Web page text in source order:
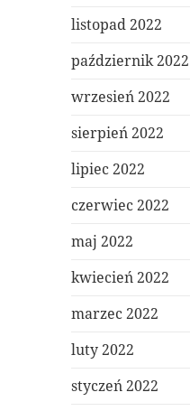
listopad 2022
październik 2022
wrzesień 2022
sierpień 2022
lipiec 2022
czerwiec 2022
maj 2022
kwiecień 2022
marzec 2022
luty 2022
styczeń 2022